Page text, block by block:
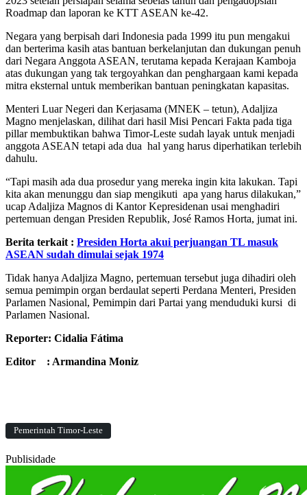
Roadmap dan laporan ke KTT ASEAN ke-42.
Negara yang berpisah dari Indonesia pada 1999 itu pun mengakui
dan berterima kasih atas bantuan berkelanjutan dan dukungan penuh
dari Negara Anggota ASEAN, terutama kepada Kerajaan Kamboja
atas dukungan yang tak tergoyahkan dan penghargaan kami kepada
mitra eksternal untuk memberikan bantuan peningkatan kapasitas.
Menteri Luar Negeri dan Kerjasama (MNEK – tetun), Adaljiza
Magno menjelaskan, dilihat dari hasil Misi Pencari Fakta pada tiga
pillar membuktikan bahwa Timor-Leste sudah layak untuk menjadi
anggota ASEAN tetapi ada dua hal yang harus diperhatikan terlebih
dahulu.
“Tapi masih ada dua prosedur yang mereka ingin kita lakukan. Tapi
kita akan menunggu dan siap mengikuti apa yang harus dilakukan,”
ucap Adaljiza Magnos di Kantor Kepresidenan usai menghadiri
pertemuan dengan Presiden Republik, José Ramos Horta, jumat ini.
Berita terkait : Presiden Horta akui perjuangan TL masuk
ASEAN sudah dimulai sejak 1974
Tidak hanya Adaljiza Magno, pertemuan tersebut juga dihadiri oleh
semua pemimpin organ berdaulat seperti Perdana Menteri, Presiden
Parlamen Nasional, Pemimpin dari Partai yang menduduki kursi di
Parlamen Nasional.
Reporter: Cidalia Fátima
Editor : Armandina Moniz
Pemerintah Timor-Leste
Publisidade